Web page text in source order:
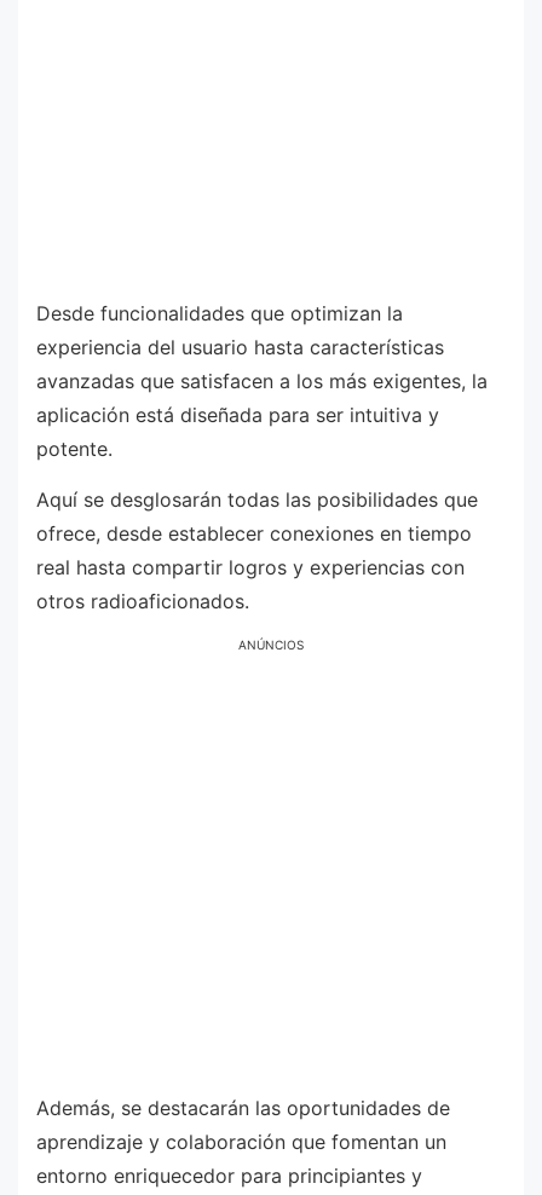
Desde funcionalidades que optimizan la
experiencia del usuario hasta características
avanzadas que satisfacen a los más exigentes, la
aplicación está diseñada para ser intuitiva y
potente.
Aquí se desglosarán todas las posibilidades que
ofrece, desde establecer conexiones en tiempo
real hasta compartir logros y experiencias con
otros radioaficionados.
ANÚNCIOS
Además, se destacarán las oportunidades de
aprendizaje y colaboración que fomentan un
entorno enriquecedor para principiantes y